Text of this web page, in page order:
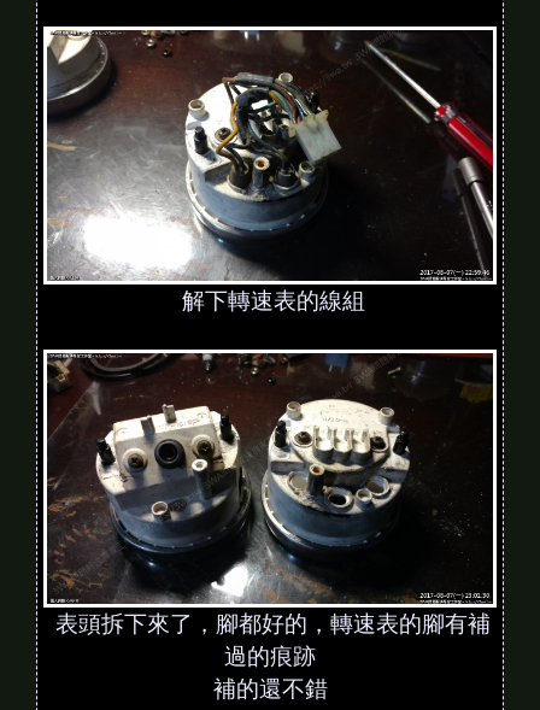
解下轉速表的線組
表頭拆下來了，腳都好的，轉速表的腳有補
過的痕跡
補的還不錯